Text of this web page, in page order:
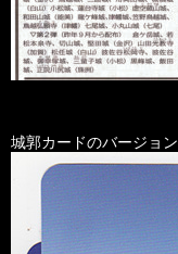
城郭カードのバージョン